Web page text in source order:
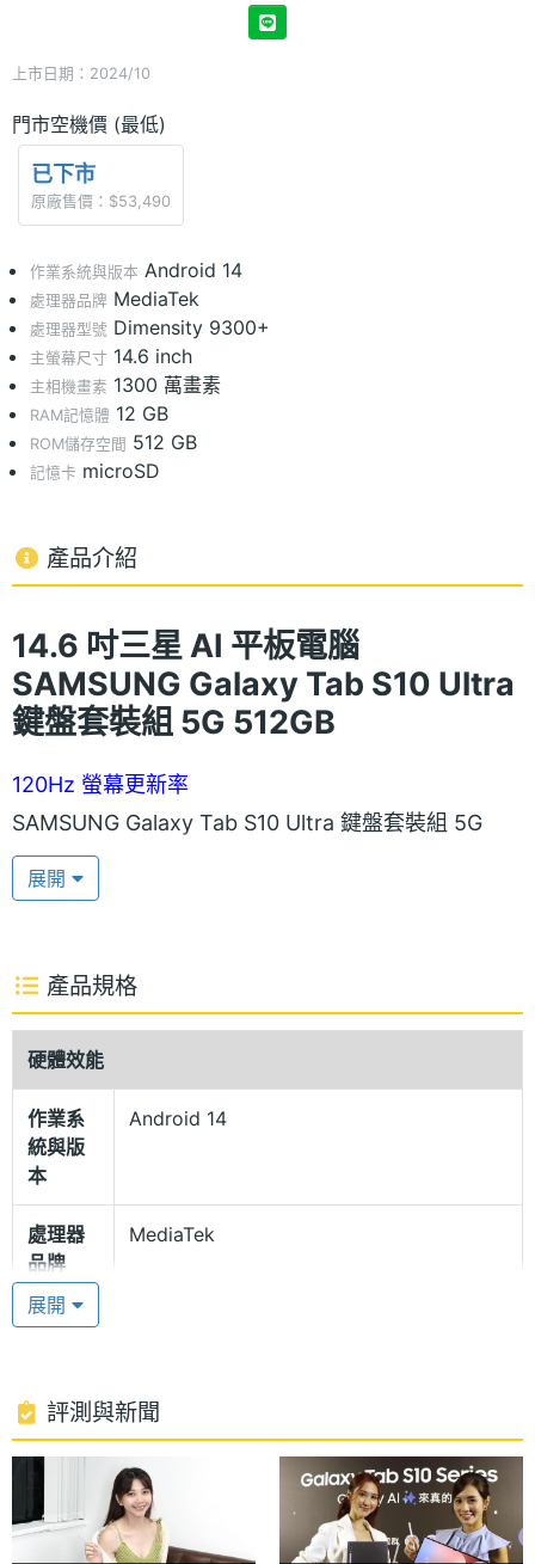
上市日期：2024/10
門市空機價 (最低)
已下市
原廠售價：$53,490
作業系統與版本 Android 14
處理器品牌 MediaTek
處理器型號 Dimensity 9300+
主螢幕尺寸 14.6 inch
主相機畫素 1300 萬畫素
RAM記憶體 12 GB
ROM儲存空間 512 GB
記憶卡 microSD
產品介紹
14.6 吋三星 AI 平板電腦
SAMSUNG Galaxy Tab S10 Ultra
鍵盤套裝組 5G 512GB
120Hz 螢幕更新率
SAMSUNG Galaxy Tab S10 Ultra 鍵盤套裝組 5G
512GB 採用 14.6 吋 Dynamic AMOLED 2X 螢幕，具
備 2,960 x 1,848pixels 解析度，支援 120Hz 螢幕更
讀螢幕時還能減少環境光線的干擾。
IP68 防塵防水
SAMSUNG Galaxy Tab S10 Ultra 鍵盤套裝組 5G
512GB 延續前一代的外型設計，機身厚度僅有
5.4mm，保留 IP68 防塵防水等級，即使筆記到一半
翻倒水杯也不用擔心，隨時提供耐用的日常使用體
驗。音效部分，設有四組 AKG 揚聲器，支援 Dolby
Atmos 音效，輕鬆享有沉浸式的音效盛宴。
SAMSUNG Galaxy Tab S10 Ultra 鍵盤套裝組 5G
512GB 搭載聯發科 Dimensity 9300+ 八核心處理
器，不僅為用戶帶來卓越的功耗與性能表現，整體相
較前一代的 Galaxy Tab S9 Ultra，本次 CPU 提升
18%、GPU 提升 28%、NPU 提升 14%。內建 12GB
展開
產品規格
硬體效能
作業系
統與版
本
Android 14
處理器
品牌
MediaTek
處理器
處理器
核心數
8
理器
Immortalis-G720 MC12
展開
評測與新聞